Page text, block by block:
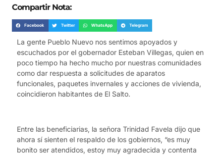
Compartir Nota:
Facebook Twitter WhatsApp Telegram
La gente Pueblo Nuevo nos sentimos apoyados y
escuchados por el gobernador Esteban Villegas, quien en
poco tiempo ha hecho mucho por nuestras comunidades
como dar respuesta a solicitudes de aparatos
funcionales, paquetes invernales y acciones de vivienda,
coincidieron habitantes de El Salto.
Entre las beneficiarias, la señora Trinidad Favela dijo que
ahora sí sienten el respaldo de los gobiernos, “es muy
bonito ser atendidos, estoy muy agradecida y contenta